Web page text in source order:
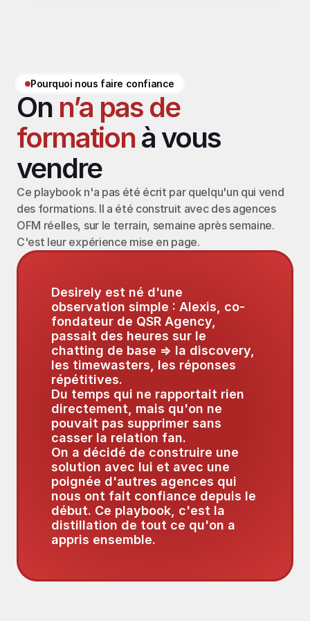
Pourquoi nous faire confiance
On n’a pas de
formation à vous
vendre
Ce playbook n'a pas été écrit par quelqu'un qui vend
des formations. Il a été construit avec des agences
OFM réelles, sur le terrain, semaine après semaine.
C'est leur expérience mise en page.
Desirely est né d'une
observation simple : Alexis, co-
fondateur de QSR Agency,
passait des heures sur le
chatting de base => la discovery,
les timewasters, les réponses
répétitives.
Du temps qui ne rapportait rien
directement, mais qu'on ne
pouvait pas supprimer sans
casser la relation fan.
On a décidé de construire une
solution avec lui et avec une
poignée d'autres agences qui
nous ont fait confiance depuis le
début. Ce playbook, c'est la
distillation de tout ce qu'on a
appris ensemble.